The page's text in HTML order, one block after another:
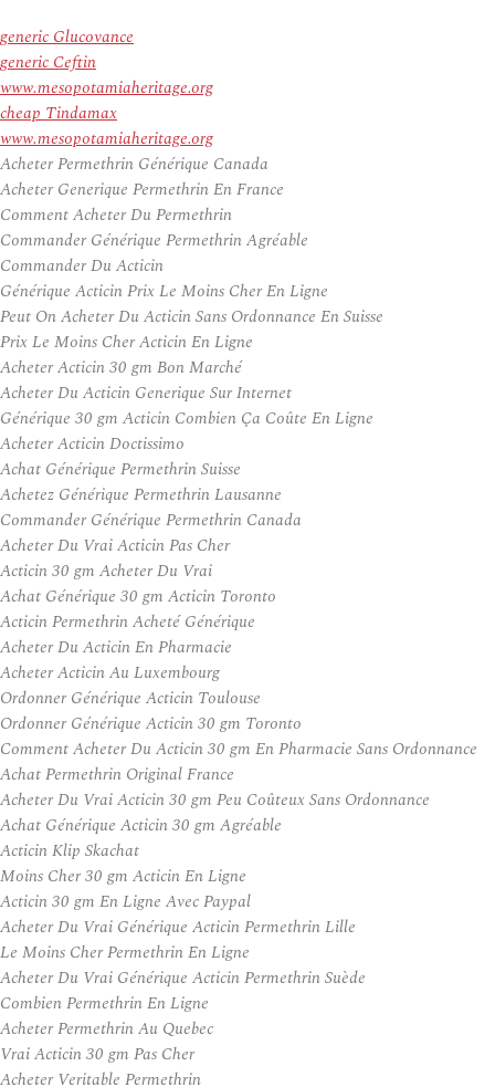
generic Glucovance
generic Ceftin
www.mesopotamiaheritage.org
cheap Tindamax
www.mesopotamiaheritage.org
Acheter Permethrin Générique Canada
Acheter Generique Permethrin En France
Comment Acheter Du Permethrin
Commander Générique Permethrin Agréable
Commander Du Acticin
Générique Acticin Prix Le Moins Cher En Ligne
Peut On Acheter Du Acticin Sans Ordonnance En Suisse
Prix Le Moins Cher Acticin En Ligne
Acheter Acticin 30 gm Bon Marché
Acheter Du Acticin Generique Sur Internet
Générique 30 gm Acticin Combien Ça Coûte En Ligne
Acheter Acticin Doctissimo
Achat Générique Permethrin Suisse
Achetez Générique Permethrin Lausanne
Commander Générique Permethrin Canada
Acheter Du Vrai Acticin Pas Cher
Acticin 30 gm Acheter Du Vrai
Achat Générique 30 gm Acticin Toronto
Acticin Permethrin Acheté Générique
Acheter Du Acticin En Pharmacie
Acheter Acticin Au Luxembourg
Ordonner Générique Acticin Toulouse
Ordonner Générique Acticin 30 gm Toronto
Comment Acheter Du Acticin 30 gm En Pharmacie Sans Ordonnance
Achat Permethrin Original France
Acheter Du Vrai Acticin 30 gm Peu Coûteux Sans Ordonnance
Achat Générique Acticin 30 gm Agréable
Acticin Klip Skachat
Moins Cher 30 gm Acticin En Ligne
Acticin 30 gm En Ligne Avec Paypal
Acheter Du Vrai Générique Acticin Permethrin Lille
Le Moins Cher Permethrin En Ligne
Acheter Du Vrai Générique Acticin Permethrin Suède
Combien Permethrin En Ligne
Acheter Permethrin Au Quebec
Vrai Acticin 30 gm Pas Cher
Acheter Veritable Permethrin